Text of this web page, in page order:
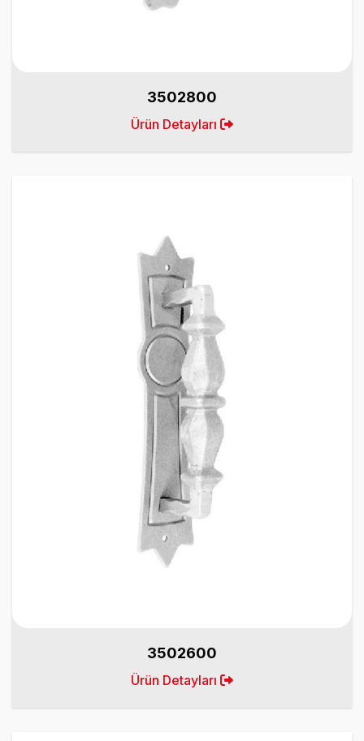
3502800
Ürün Detayları
3502600
Ürün Detayları